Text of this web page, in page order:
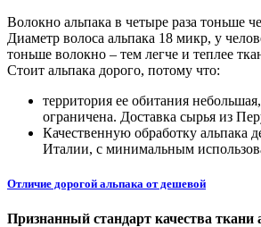
Волокно альпака в четыре раза тоньше
Диаметр волоса альпака 18 микр, у
тоньше волокно – тем легче и теплее
Стоит альпака дорого, потому что:
территория ее обитания
ограничена. Доставка сырья из
Качественную обработку альпака
Италии, с минимальным
Отличие дорогой альпака от дешевой
Признанный стандарт качества ткани